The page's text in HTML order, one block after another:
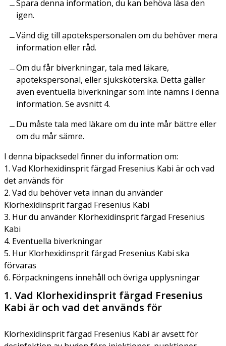
Spara denna information, du kan behöva läsa den
igen.
Vänd dig till apotekspersonalen om du behöver mera
information eller råd.
Om du får biverkningar, tala med läkare,
apotekspersonal, eller sjuksköterska. Detta gäller
även eventuella biverkningar som inte nämns i denna
information. Se avsnitt 4.
Du måste tala med läkare om du inte mår bättre eller
om du mår sämre.
I denna bipacksedel finner du information om:
1. Vad Klorhexidinsprit färgad Fresenius Kabi är och vad
det används för
2. Vad du behöver veta innan du använder
Klorhexidinsprit färgad Fresenius Kabi
3. Hur du använder Klorhexidinsprit färgad Fresenius
Kabi
4. Eventuella biverkningar
5. Hur Klorhexidinsprit färgad Fresenius Kabi ska
förvaras
6. Förpackningens innehåll och övriga upplysningar
1. Vad Klorhexidinsprit färgad Fresenius
Kabi är och vad det används för
Klorhexidinsprit färgad Fresenius Kabi är avsett för